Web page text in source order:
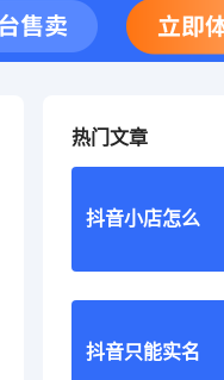
热门文章
抖音小店怎么
抖音只能实名